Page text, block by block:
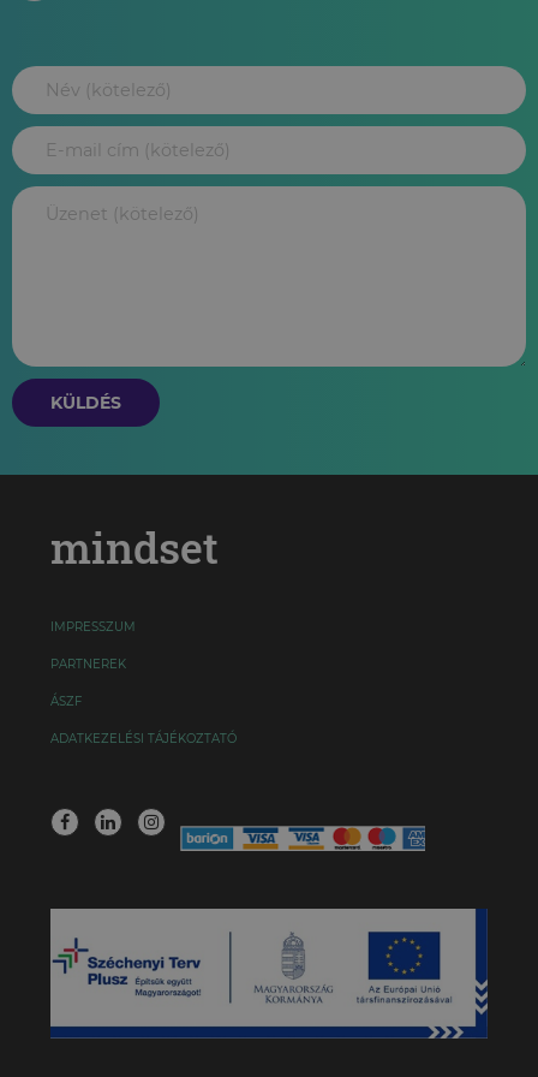
KÜLDÉS
mindset
IMPRESSZUM
PARTNEREK
ÁSZF
ADATKEZELÉSI TÁJÉKOZTATÓ